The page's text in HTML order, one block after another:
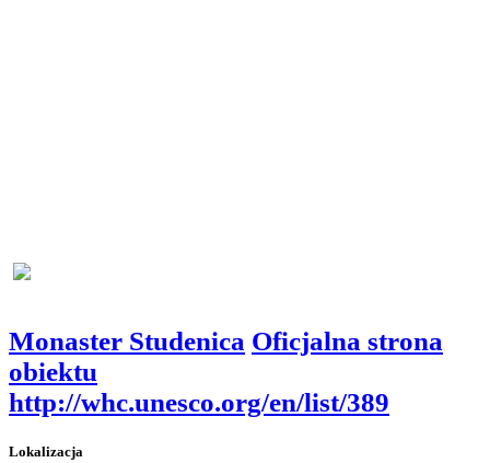
Monaster Studenica Oficjalna strona
obiektu
http://whc.unesco.org/en/list/389
Lokalizacja